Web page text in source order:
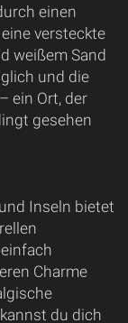
einen
versteckte
weißem Sand
und die
ein Ort, der
gesehen
Inseln bietet
Charme
du dich